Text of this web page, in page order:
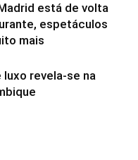
está de volta
espetáculos
mais
revela-se na